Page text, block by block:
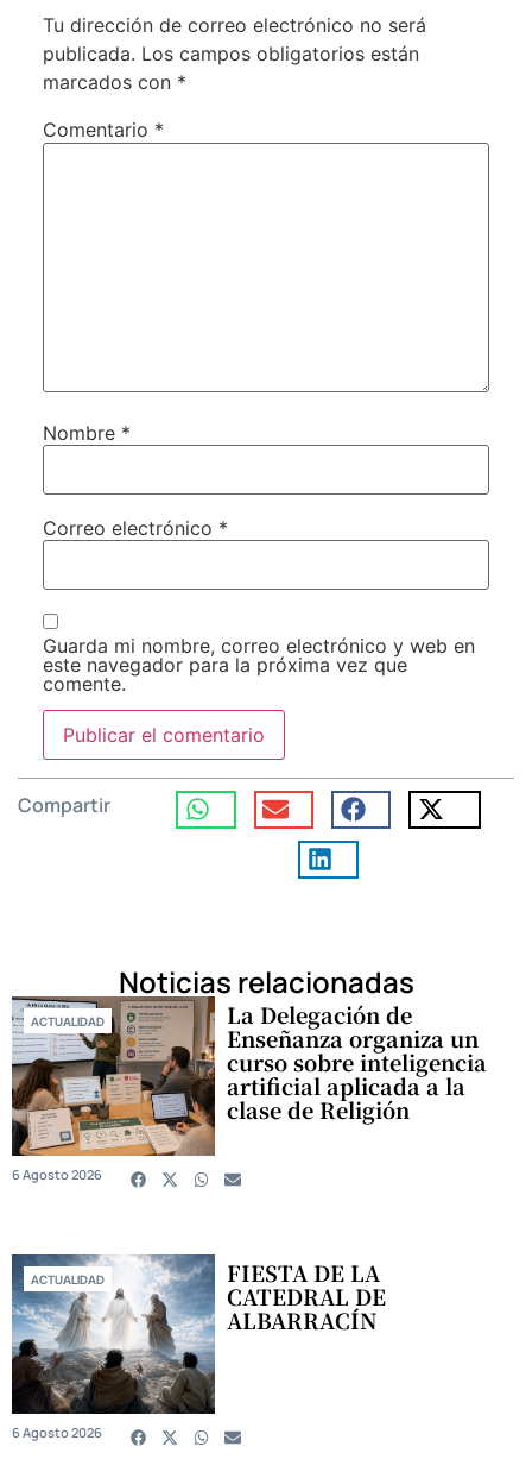
Tu dirección de correo electrónico no será
publicada. Los campos obligatorios están
marcados con *
Comentario *
Nombre *
Correo electrónico *
Guarda mi nombre, correo electrónico y web en
este navegador para la próxima vez que
comente.
Compartir
Noticias relacionadas
ACTUALIDAD La Delegación de
Enseñanza organiza un
curso sobre inteligencia
artificial aplicada a la
clase de Religión
6 Agosto 2026
ACTUALIDAD FIESTA DE LA
CATEDRAL DE
ALBARRACÍN
6 Agosto 2026